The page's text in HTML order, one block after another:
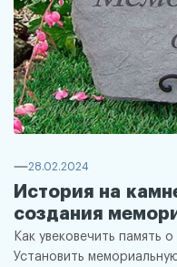
28.02.2024
История на
создания
Как увековечить память
Установить